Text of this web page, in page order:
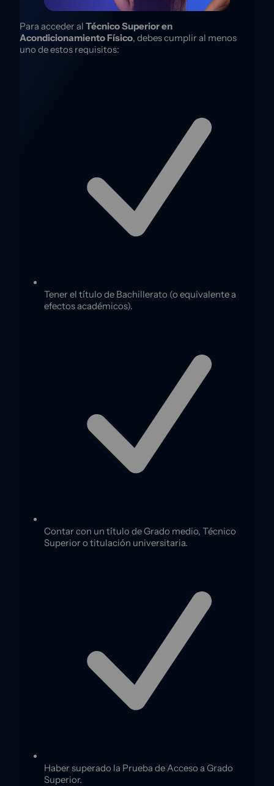
Para acceder al Técnico Superior en
Acondicionamiento Físico, debes cumplir al menos
uno de estos requisitos:
Tener el título de Bachillerato (o equivalente a
efectos académicos).
Contar con un título de Grado medio, Técnico
Superior o titulación universitaria.
Haber superado la Prueba de Acceso a Grado
Superior.